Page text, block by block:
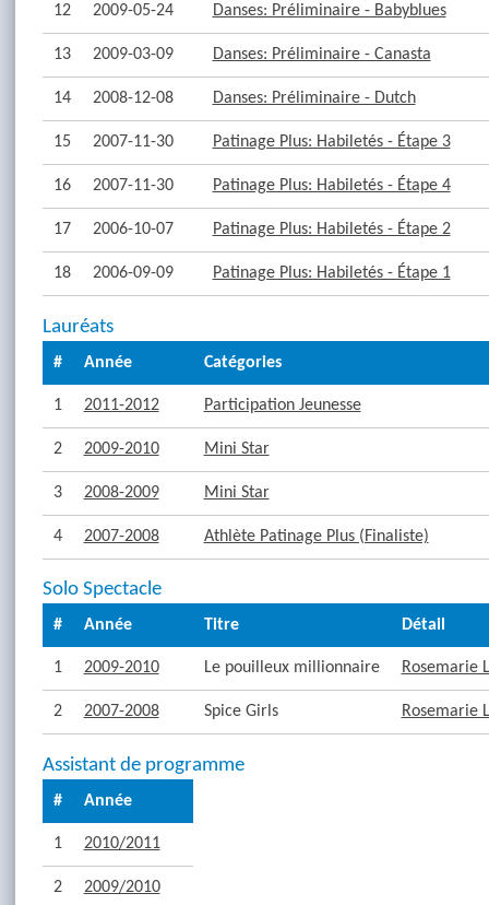
12 2009-05-24 Danses: Préliminaire - Babyblues
13 2009-03-09 Danses: Préliminaire - Canasta
14 2008-12-08 Danses: Préliminaire - Dutch
15 2007-11-30 Patinage Plus: Habiletés - Étape 3
16 2007-11-30 Patinage Plus: Habiletés - Étape 4
17 2006-10-07 Patinage Plus: Habiletés - Étape 2
18 2006-09-09 Patinage Plus: Habiletés - Étape 1
Lauréats
# Année Catégories
1 2011-2012 Participation Jeunesse
2 2009-2010 Mini Star
3 2008-2009 Mini Star
4 2007-2008 Athlète Patinage Plus (Finaliste)
Solo Spectacle
# Année Titre Détail
1 2009-2010 Le pouilleux millionnaire Rosemarie
2 2007-2008 Spice Girls Rosemarie
Assistant de programme
# Année
1 2010/2011
2 2009/2010